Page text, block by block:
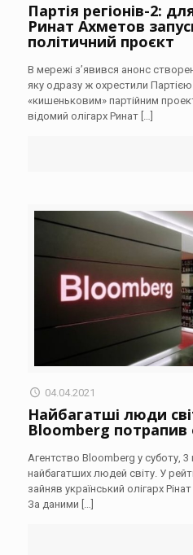
Партія регіонів-2:
Ринат Ахметов
політичний проєкт
В мережі з’явився анонс
яку одразу ж охрестили Партією
«кишеньковим» партійним
відомий олігарх Ринат[…]
04.04.2021
Найбагатші люди
Bloomberg потрапив
Агентство Bloomberg у суботу,
найбагатших людей світу. У
зайняв український олігарх
За даними […]